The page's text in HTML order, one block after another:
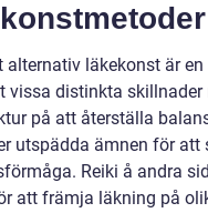
alternativ läkekonst är
vissa distinkta
på att återställa
utspädda ämnen för
Reiki å andra
att främja läkning på